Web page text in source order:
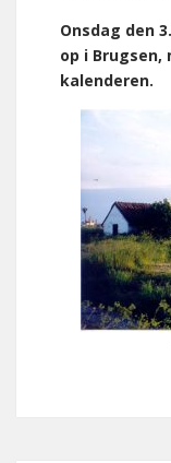
Onsdag den
op i
kalenderen.